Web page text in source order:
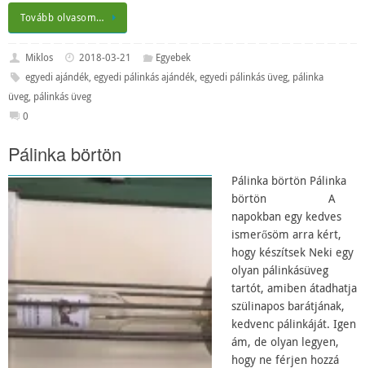
Tovább olvasom…
Miklos 2018-03-21
Egyebek
egyedi ajándék, egyedi pálinkás ajándék, egyedi pálinkás üveg, pálinka
üveg, pálinkás üveg
0
Pálinka börtön
Pálinka börtön Pálinka
börtön A
napokban egy kedves
ismerősöm arra kért,
hogy készítsek Neki egy
olyan pálinkásüveg
tartót, amiben átadhatja
szülinapos barátjának,
kedvenc pálinkáját. Igen
ám, de olyan legyen,
hogy ne férjen hozzá